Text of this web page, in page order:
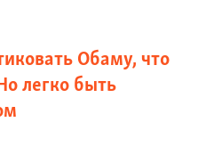
Обаму, что
легко быть